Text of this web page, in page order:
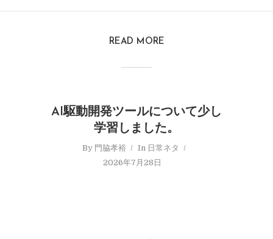
READ MORE
AI駆動開発ツールについて少し
学習しました。
By 門脇孝裕 In 日常ネタ
2026年7月28日